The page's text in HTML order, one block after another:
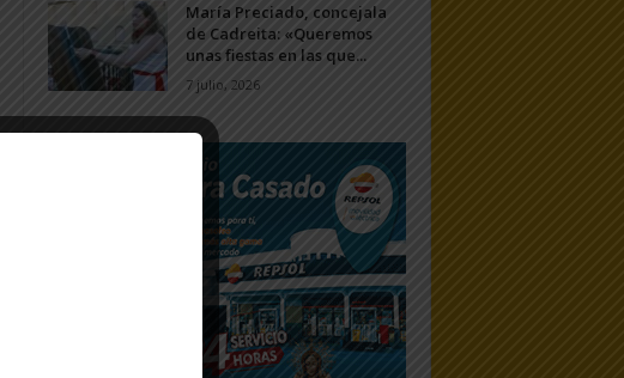
María Preciado, concejala
de Cadreita: «Queremos
unas fiestas en las que...
7 julio, 2026